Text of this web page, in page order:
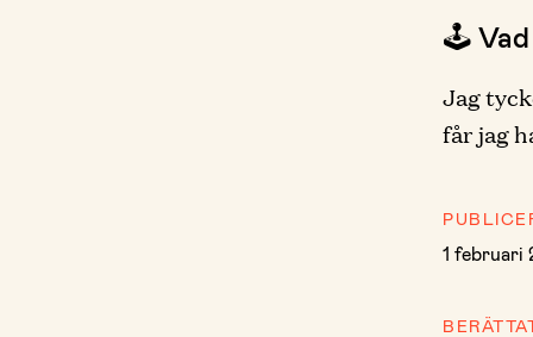
🕹 Vad
Jag
får jag
1 februari